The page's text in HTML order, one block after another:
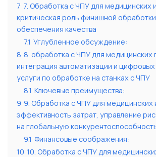
7 7. Обработка с ЧПУ для медицинских
критическая роль финишной
обеспечения качества
7.1 Углубленное обсуждение:
8 8. обработка с ЧПУ для медицинских
интеграция автоматизации и
услуги по обработке на станках с ЧПУ
8.1 Ключевые преимущества:
9 9. Обработка с ЧПУ для медицинских
эффективность затрат, управление
на глобальную
9.1 Финансовые соображения:
10 10. Обработка с ЧПУ для